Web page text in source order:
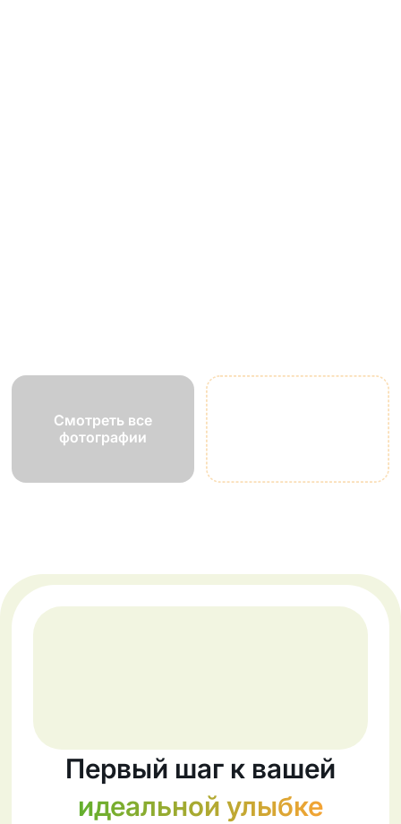
Смотреть все
фотографии
Первый шаг к вашей
идеальной улыбке